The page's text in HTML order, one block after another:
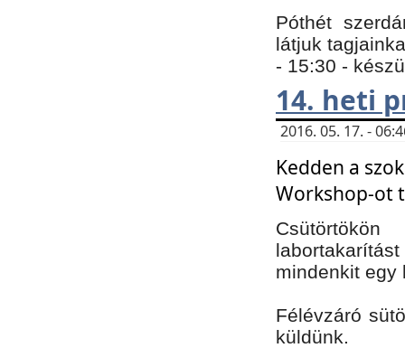
Póthét
látjuk
- 15:30 -
14. heti
2016. 05. 17. -
Kedden a
Workshop-ot
mindenkit
Félévzáró
küldünk.